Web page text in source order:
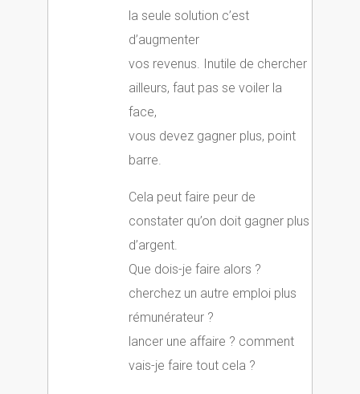
la seule solution c’est
d’augmenter
vos revenus. Inutile de chercher
ailleurs, faut pas se voiler la
face,
vous devez gagner plus, point
barre.
Cela peut faire peur de
constater qu’on doit gagner plus
d’argent.
Que dois-je faire alors ?
cherchez un autre emploi plus
rémunérateur ?
lancer une affaire ? comment
vais-je faire tout cela ?